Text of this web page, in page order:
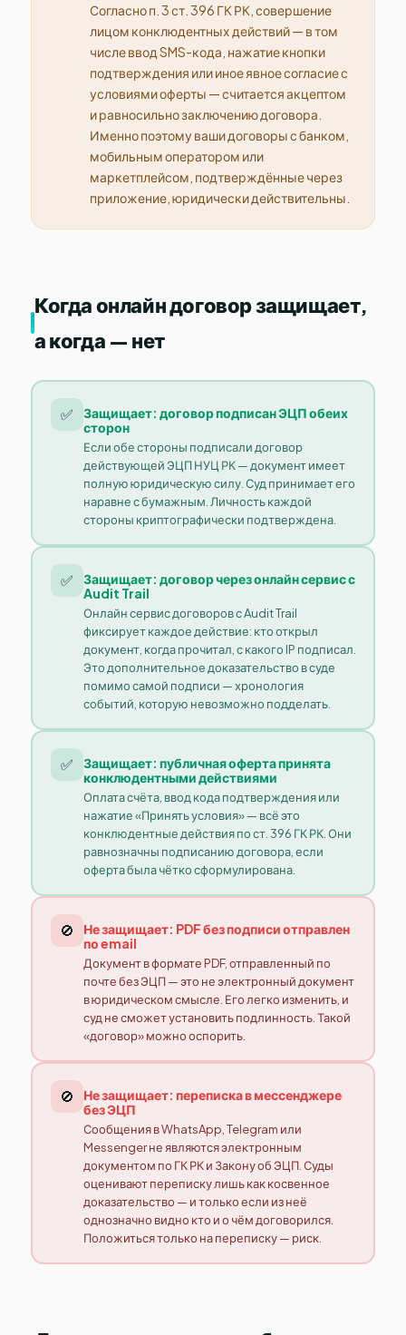
Согласно п. 3 ст. 396 ГК РК, совершение
лицом конклюдентных действий — в том
числе ввод SMS-кода, нажатие кнопки
подтверждения или иное явное согласие с
условиями оферты — считается акцептом
и равносильно заключению договора.
Именно поэтому ваши договоры с банком,
мобильным оператором или
маркетплейсом, подтверждённые через
приложение, юридически действительны.
Когда онлайн договор защищает,
а когда — нет
✅
Защищает: договор подписан ЭЦП обеих
сторон
Если обе стороны подписали договор
действующей ЭЦП НУЦ РК — документ имеет
полную юридическую силу. Суд принимает его
наравне с бумажным. Личность каждой
стороны криптографически подтверждена.
✅
Защищает: договор через онлайн сервис с
Audit Trail
Онлайн сервис договоров с Audit Trail
фиксирует каждое действие: кто открыл
документ, когда прочитал, с какого IP подписал.
Это дополнительное доказательство в суде
помимо самой подписи — хронология
событий, которую невозможно подделать.
✅
Защищает: публичная оферта принята
конклюдентными действиями
Оплата счёта, ввод кода подтверждения или
нажатие «Принять условия» — всё это
конклюдентные действия по ст. 396 ГК РК. Они
равнозначны подписанию договора, если
оферта была чётко сформулирована.
🚫
Не защищает: PDF без подписи отправлен
по email
Документ в формате PDF, отправленный по
почте без ЭЦП — это не электронный документ
в юридическом смысле. Его легко изменить, и
суд не сможет установить подлинность. Такой
«договор» можно оспорить.
🚫
Не защищает: переписка в мессенджере
без ЭЦП
Сообщения в WhatsApp, Telegram или
Messenger не являются электронным
документом по ГК РК и Закону об ЭЦП. Суды
оценивают переписку лишь как косвенное
доказательство — и только если из неё
однозначно видно кто и о чём договорился.
Положиться только на переписку — риск.